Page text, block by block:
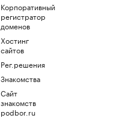
Корпоративный
регистратор
доменов
Хостинг
сайтов
Рег.решения
Знакомства
Сайт
знакомств
podbor.ru